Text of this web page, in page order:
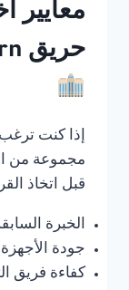
معايير
حريق Thorn في الاسكندرية
إذا كنت ترغب
مجموعة من
قبل اتخاذ
الخبرة
جودة
كفاءة فريق